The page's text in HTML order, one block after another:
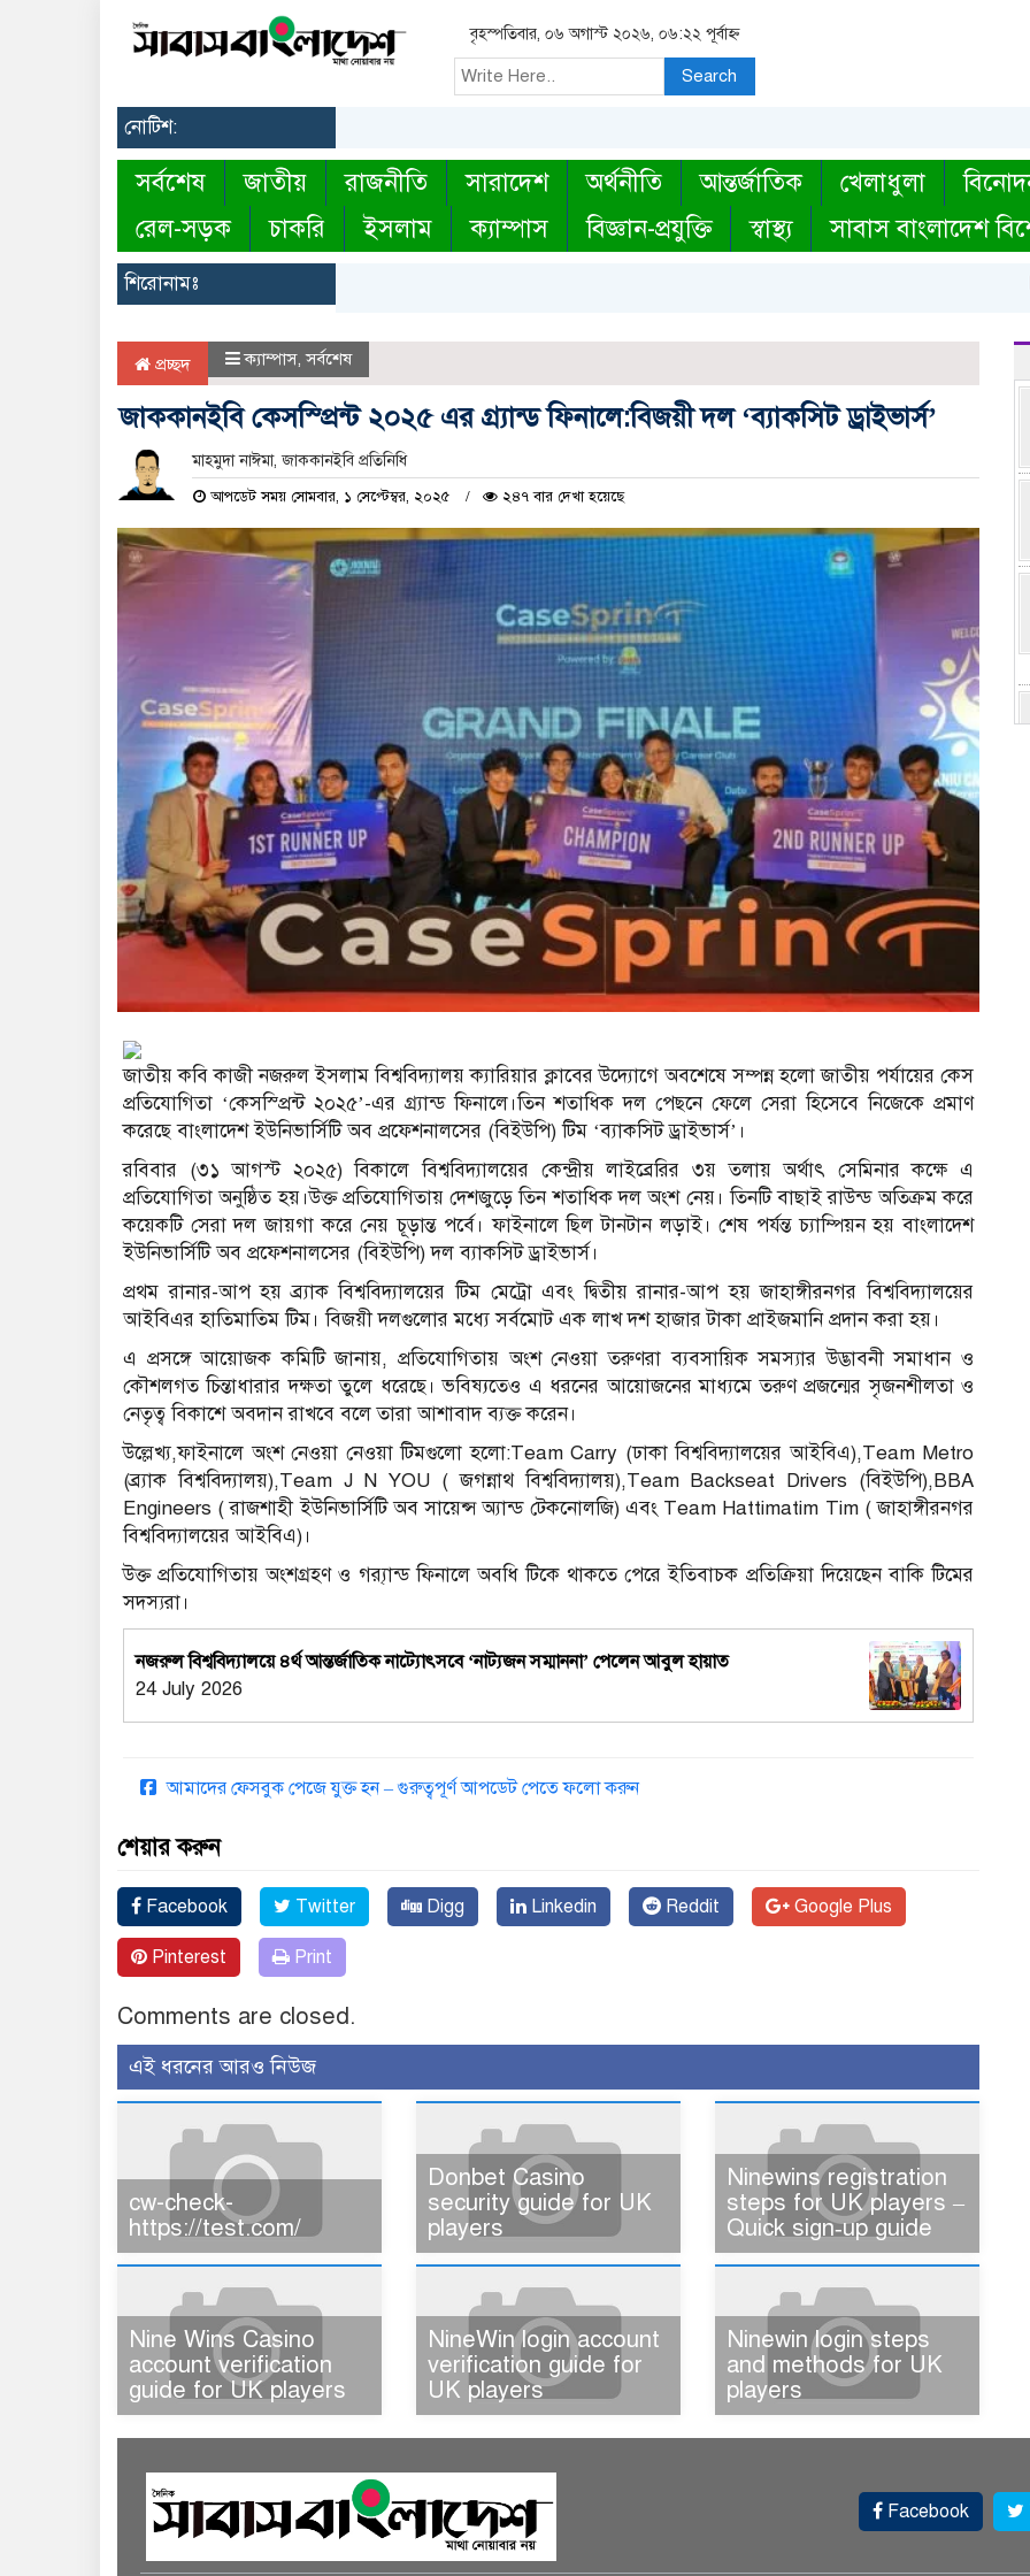
বৃহস্পতিবার, ০৬ অগাস্ট ২০২৬, ০৬:২২ পূর্বাহ্ন
Search
নোটিশ:
সর্বশেষ জাতীয় রাজনীতি সারাদেশ অর্থনীতি আন্তর্জাতিক খেলাধুলা
রেল-সড়ক
চাকরি ইসলাম ক্যাম্পাস বিজ্ঞান-প্রযুক্তি স্বাস্থ্য সাবাস বাংলাদেশ
শিরোনামঃ
প্রচ্ছদ ক্যাম্পাস,সর্বশেষ
জাককানইবি কেসস্প্রিন্ট ২০২৫ এর গ্র্যান্ড ফিনালে:বিজয়ী দল ‘ব্যাকসিট ড্রাইভার্স’
মাহমুদা নাঈমা, জাককানইবি প্রতিনিধি
আপডেট সময় সোমবার, ১ সেপ্টেম্বর, ২০২৫ ২৪৭ বার দেখা হয়েছে
জাতীয় কবি কাজী নজরুল ইসলাম বিশ্ববিদ্যালয় ক্যারিয়ার ক্লাবের উদ্যোগে অবশেষে সম্পন্ন হলো জাতীয় পর্যায়ের কেস
প্রতিযোগিতা ‘কেসস্প্রিন্ট ২০২৫’-এর গ্র্যান্ড ফিনালে।তিন শতাধিক দল পেছনে ফেলে সেরা হিসেবে নিজেকে প্রমাণ
করেছে বাংলাদেশ ইউনিভার্সিটি অব প্রফেশনালসের (বিইউপি) টিম ‘ব্যাকসিট ড্রাইভার্স’।
রবিবার (৩১ আগস্ট ২০২৫) বিকালে বিশ্ববিদ্যালয়ের কেন্দ্রীয় লাইব্রেরির ৩য় তলায় অর্থাৎ সেমিনার কক্ষে এ
প্রতিযোগিতা অনুষ্ঠিত হয়।উক্ত প্রতিযোগিতায় দেশজুড়ে তিন শতাধিক দল অংশ নেয়। তিনটি বাছাই রাউন্ড অতিক্রম করে
কয়েকটি সেরা দল জায়গা করে নেয় চূড়ান্ত পর্বে। ফাইনালে ছিল টানটান লড়াই। শেষ পর্যন্ত চ্যাম্পিয়ন হয় বাংলাদেশ
ইউনিভার্সিটি অব প্রফেশনালসের (বিইউপি) দল ব্যাকসিট ড্রাইভার্স।
প্রথম রানার-আপ হয় ব্র্যাক বিশ্ববিদ্যালয়ের টিম মেট্রো এবং দ্বিতীয় রানার-আপ হয় জাহাঙ্গীরনগর বিশ্ববিদ্যালয়ের
আইবিএর হাতিমাতিম টিম। বিজয়ী দলগুলোর মধ্যে সর্বমোট এক লাখ দশ হাজার টাকা প্রাইজমানি প্রদান করা হয়।
এ প্রসঙ্গে আয়োজক কমিটি জানায়, প্রতিযোগিতায় অংশ নেওয়া তরুণরা ব্যবসায়িক সমস্যার উদ্ভাবনী সমাধান ও
কৌশলগত চিন্তাধারার দক্ষতা তুলে ধরেছে। ভবিষ্যতেও এ ধরনের আয়োজনের মাধ্যমে তরুণ প্রজন্মের সৃজনশীলতা ও
নেতৃত্ব বিকাশে অবদান রাখবে বলে তারা আশাবাদ ব্যক্ত করেন।
উল্লেখ্য,ফাইনালে অংশ নেওয়া নেওয়া টিমগুলো হলো:Team Carry (ঢাকা বিশ্ববিদ্যালয়ের আইবিএ),Team Metro
(ব্র্যাক বিশ্ববিদ্যালয়),Team J N YOU ( জগন্নাথ বিশ্ববিদ্যালয়),Team Backseat Drivers (বিইউপি),BBA
Engineers ( রাজশাহী ইউনিভার্সিটি অব সায়েন্স অ্যান্ড টেকনোলজি) এবং Team Hattimatim Tim ( জাহাঙ্গীরনগর
বিশ্ববিদ্যালয়ের আইবিএ)।
উক্ত প্রতিযোগিতায় অংশগ্রহণ ও গ্র‍্যান্ড ফিনালে অবধি টিকে থাকতে পেরে ইতিবাচক প্রতিক্রিয়া দিয়েছেন বাকি টিমের
সদস্যরা।
নজরুল বিশ্ববিদ্যালয়ে ৪র্থ আন্তর্জাতিক নাট্যোৎসবে ‘নাট্যজন সম্মাননা’ পেলেন আবুল হায়াত
24 July 2026
আমাদের ফেসবুক পেজে যুক্ত হন – গুরুত্বপূর্ণ আপডেট পেতে ফলো করুন
শেয়ার করুন
Facebook Twitter Digg Linkedin Reddit Google Plus
Pinterest Print
Comments are closed.
এই ধরনের আরও নিউজ
cw-check-
https://test.com/
Donbet Casino
security guide for UK
players
Ninewins registration
steps for UK players –
Quick sign‑up guide
Nine Wins Casino
account verification
guide for UK players
NineWin login account
verification guide for
UK players
Ninewin login steps
and methods for UK
players
Facebook